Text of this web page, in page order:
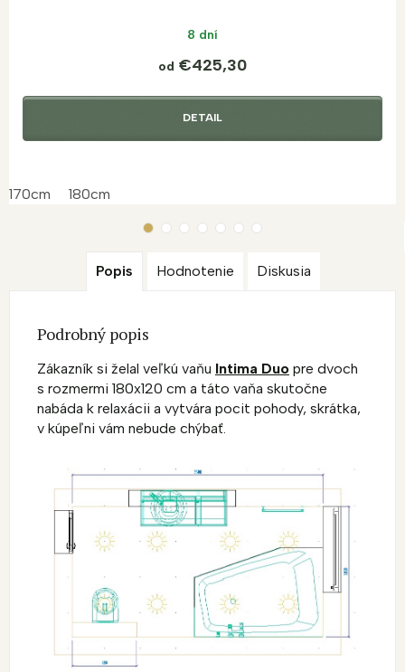
8 dní
od €425,30
DETAIL
170cm 180cm
Popis Hodnotenie Diskusia
Podrobný popis
Zákazník si želal veľkú vaňu Intima Duo pre dvoch
s rozmermi 180x120 cm a táto vaňa skutočne
nabáda k relaxácii a vytvára pocit pohody, skrátka,
v kúpeľni vám nebude chýbať.